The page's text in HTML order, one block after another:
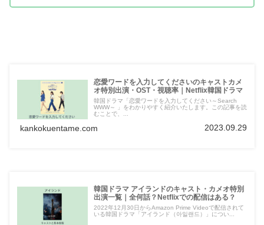
恋愛ワードを入力してくださいのキャストカメ
オ特別出演・OST・視聴率｜Netflix韓国ドラマ
韓国ドラマ「恋愛ワードを入力してください～Search
WWW～ 」をわかりやすく紹介いたします。この記事を読
むことで、...
kankokuentame.com 2023.09.29
韓国ドラマ アイランドのキャスト・カメオ特別
出演一覧｜全何話？Netflixでの配信はある？
2022年12月30日からAmazon Prime Videoで配信されて
いる韓国ドラマ「アイランド（아일랜드）」につい...